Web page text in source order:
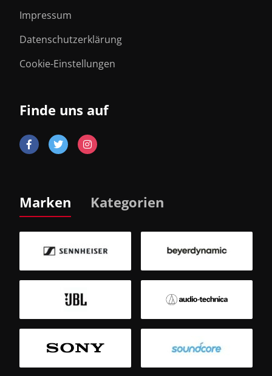
Impressum
Datenschutzerklärung
Cookie-Einstellungen
Finde uns auf
Marken Kategorien